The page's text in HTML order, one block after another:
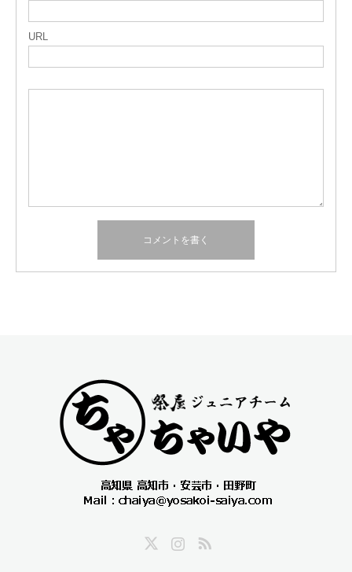
URL